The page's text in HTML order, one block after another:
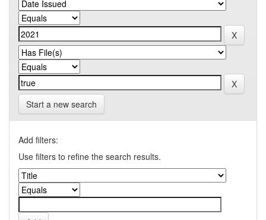
Start a new search
Add filters:
Use filters to refine the search results.